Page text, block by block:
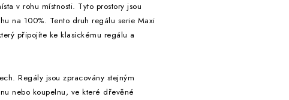
v rohu místnosti. Tyto prostory jsou
na 100%. Tento druh regálu serie Maxi
připojíte ke klasickému regálu a
Regály jsou zpracovány stejným
nebo koupelnu, ve které dřevěné